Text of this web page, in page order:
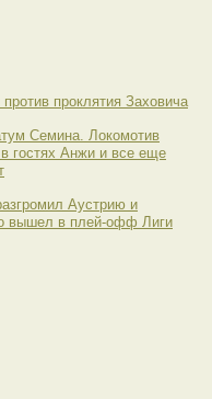
против проклятия Заховича
Семина. Локомотив
гостях Анжи и все еще
Аустрию и
вышел в плей-офф Лиги